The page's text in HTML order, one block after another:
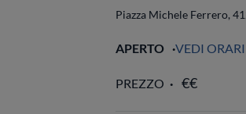
Piazza Michele Ferrero, 4
APERTO VEDI ORARI
PREZZO